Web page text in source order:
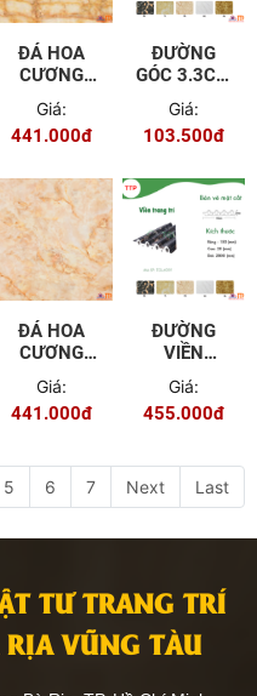
ĐÁ HOA
CƯƠNG
9601
Giá:
441.000đ
ĐƯỜNG
GÓC 3.3CM
Giá:
103.500đ
ĐÁ HOA
CƯƠNG
PVC TGP -
9605
Giá:
441.000đ
ĐƯỜNG
VIỀN
TRANG TRÍ
15CM TGL
- 6909
Giá:
455.000đ
5 6 7 Next Last
TƯ TRANG TRÍ
VŨNG TÀU